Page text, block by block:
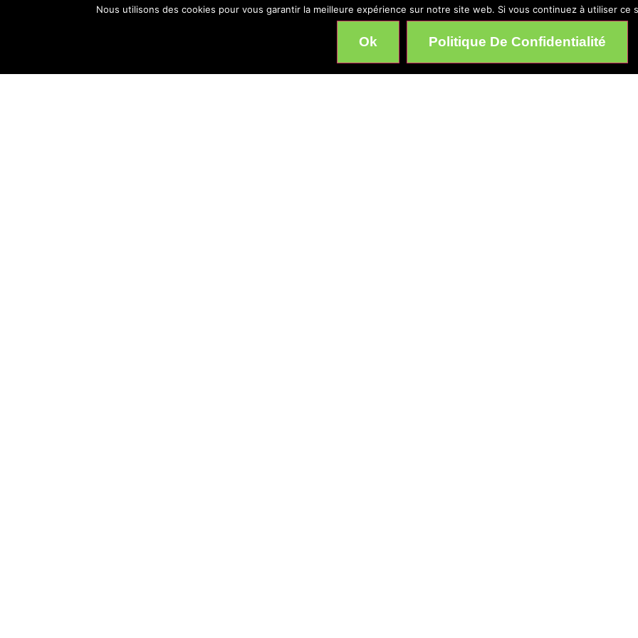
Nous utilisons des cookies pour vous garantir la meilleure expérience sur notre site web. Si vous continuez à utiliser
Ok Politique De Confidentialité